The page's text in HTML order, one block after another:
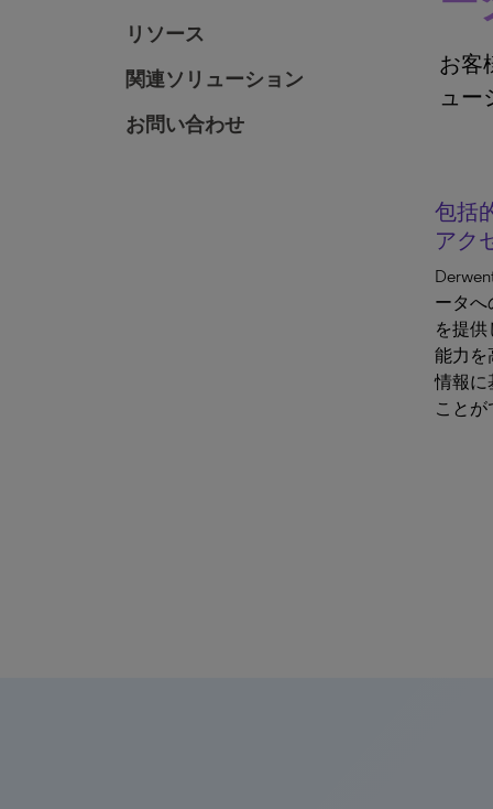
リソース
関連ソリューション
お問い合わせ
お客
ュー
包括
アク
ータへ
を提
能力を
情報に
こと